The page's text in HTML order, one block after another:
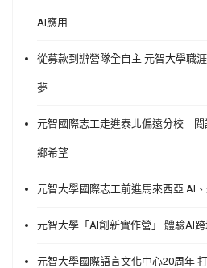
AI應用
從募款到辦營隊全自主 元智大學職
夢
元智國際志工走進泰北偏遠分校 閱
鄉希望
元智大學國際志工前進馬來西亞 AI
元智大學「AI創新實作營」 體驗AI
元智大學國際語言文化中心20周年